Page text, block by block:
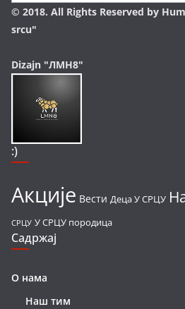
© 2018. All Rights Reserved by
srcu"
Dizajn "ЛМН8"
:)
Акције Вести Деца У СРЦУ
СРЦУ У СРЦУ породица
Садржај
О нама
Наш тим